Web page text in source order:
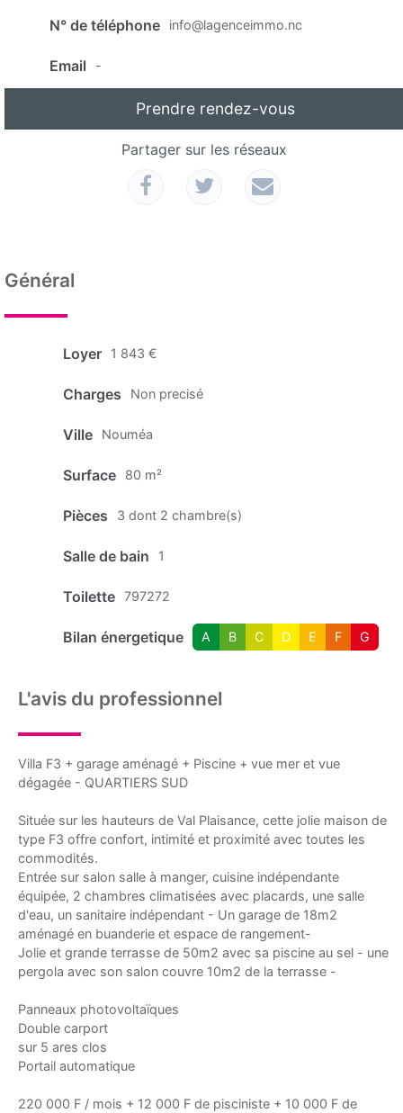
N° de téléphone info@lagenceimmo.nc
Email -
Prendre rendez-vous
Partager sur les réseaux
Général
Loyer 1 843 €
Charges Non precisé
Ville Nouméa
Surface 80 m²
Pièces 3 dont 2 chambre(s)
Salle de bain 1
Toilette 797272
Bilan énergetique A B C D E F G
L'avis du professionnel
Villa F3 + garage aménagé + Piscine + vue mer et vue
dégagée - QUARTIERS SUD
Située sur les hauteurs de Val Plaisance, cette jolie maison de
type F3 offre confort, intimité et proximité avec toutes les
commodités.
Entrée sur salon salle à manger, cuisine indépendante
équipée, 2 chambres climatisées avec placards, une salle
d'eau, un sanitaire indépendant - Un garage de 18m2
aménagé en buanderie et espace de rangement-
Jolie et grande terrasse de 50m2 avec sa piscine au sel - une
pergola avec son salon couvre 10m2 de la terrasse -
Panneaux photovoltaïques
Double carport
sur 5 ares clos
Portail automatique
220 000 F / mois + 12 000 F de pisciniste + 10 000 F de